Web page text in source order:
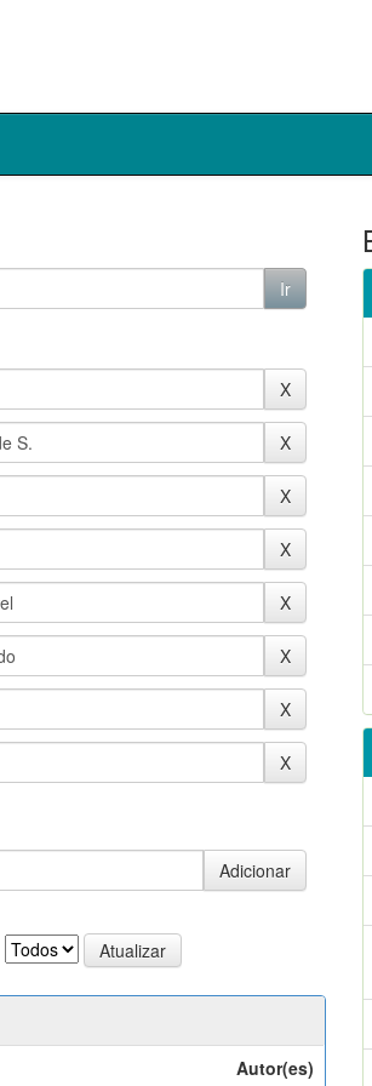
Autor(es)